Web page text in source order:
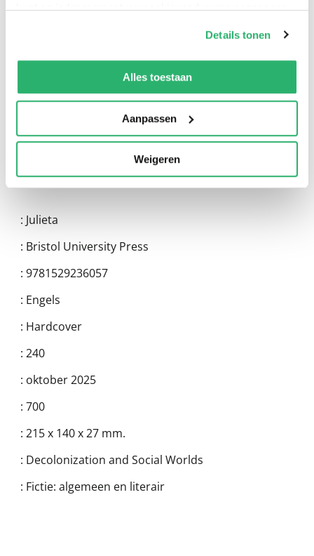
kunt op ieder moment uw cookievoorkeuren aanpassen
We werken samen met13 derdendie uw gegevens
kunnen ontvangen en verwerken.
Details tonen
Alles toestaan
Aanpassen
Weigeren
: Julieta
: Bristol University Press
: 9781529236057
: Engels
: Hardcover
: 240
: oktober 2025
: 700
: 215 x 140 x 27 mm.
: Decolonization and Social Worlds
: Fictie: algemeen en literair